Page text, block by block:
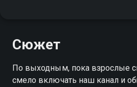
Сюжет
По выходным, пока взрослые
смело включать наш канал и